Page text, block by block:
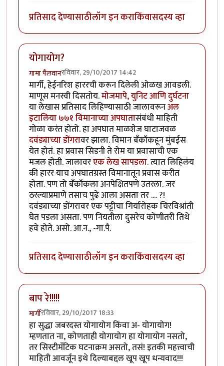
प्रतिसाद देण्यासाठीलॉग इन कराकिंवासदस्य व्हा
योगायोग?
गामा पैलवानरविवार, 29/10/2017 14:42
मार्गी, हेईनरिश हाररची करून दिलेली ओळख आवडली.
माणूस मनस्वी दिसतोय.मोजमापे, युनिट आणि दुर्घटना
या लेखास प्रतिसाद लिहिण्यासाठी जालावरूनअल
इटालिया ७७१ विमानाच्या अपघातासंबंधी माहिती
गोळा करंत होतो. हा अपघात माळशेज घाटाजवळ
दवंड्याच्या डोंगरावर झाला. विमान बँकॉकहून मुंबईस
येत होतं. हा प्रवास सिडनी ते रोम या प्रवासाची एक
मजल होती. जालावरएक लेख सापडला. त्यात लिहिलंय
की हारर याच अपघातग्रस्त विमानातून प्रवास करीत
होता. पण तो बँकॉकला अनपेक्षितपणे उतरला. जर
ठरल्याप्रमाणे तसाच पुढे आला असता तर .... ?!
दवंड्याच्या डोंगरावर एक पट्टीचा गिर्यारोहक चिरविश्रांती
घेत पडला असता. पण नियतीला दुसरेच कोणीतरी तिथे
हवे होते. असो. आ.न., -गा.पै.
प्रतिसाद देण्यासाठीलॉग इन कराकिंवासदस्य व्हा
बाप रे!!!!!
मार्गीरविवार, 29/10/2017 18:33
हा सुद्धा जबरदस्त योगायोग किंवा अ- योगायोग!
म्हणतात ना, कोणताही योगायोग हा योगायोग नसतो,
तर सिस्टीमॅटिक घटनाक्रम असतो, तसं! इतकी महत्त्वाची
माहिती आवर्जून इथे दिल्याबद्दल खूप खूप धन्यवाद!!!